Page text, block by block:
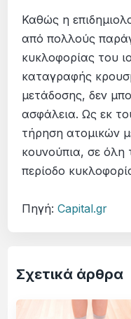
Καθώς η
από πολλούς
κυκλοφορίας του
καταγραφής
μετάδοσης, δεν
ασφάλεια. Ως εκ
τήρηση ατομικών
κουνούπια, σε όλη
περίοδο
Πηγή:Capital.gr
Σχετικά άρθρα